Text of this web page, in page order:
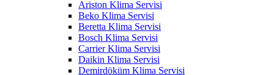
Ariston Klima Servisi
Beko Klima Servisi
Beretta Klima Servisi
Bosch Klima Servisi
Carrier Klima Servisi
Daikin Klima Servisi
Demirdöküm Klima Servisi